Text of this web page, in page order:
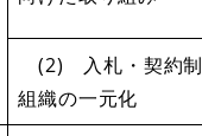
(2) 入札・契約制
組織の一元化